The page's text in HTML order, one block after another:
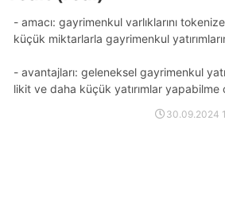
- amacı: gayrimenkul varlıklarını tokenize
küçük miktarlarla gayrimenkul
- avantajları: geleneksel gayrimenkul
likit ve daha küçük yatırımlar yapabilme
30.09.2024